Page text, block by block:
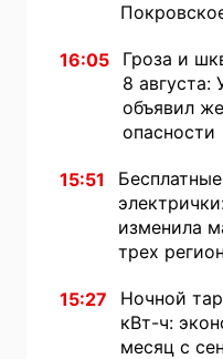
16:05
Гроза и
8 августа:
объявил
опасности
15:51
изменила
трех
15:27
Ночной
кВт-ч:
месяц с